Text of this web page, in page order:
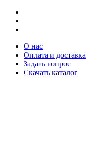
О нас
Оплата и доставка
Задать вопрос
Скачать каталог